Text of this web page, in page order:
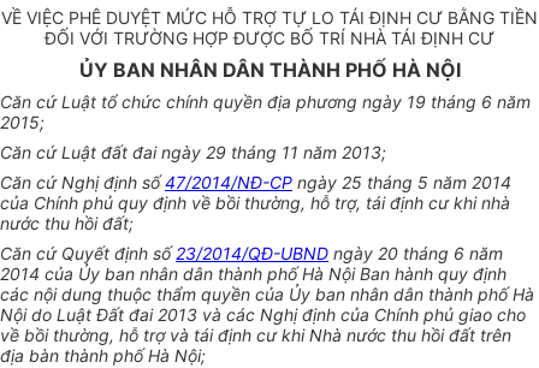
VỀ VIỆC PHÊ DUYỆT MỨC HỖ TRỢ TỰ LO TÁI ĐỊNH CƯ BẰNG TIỀN
ĐỐI VỚI TRƯỜNG HỢP ĐƯỢC BỐ TRÍ NHÀ TÁI ĐỊNH CƯ
ỦY BAN NHÂN DÂN THÀNH PHỐ HÀ NỘI
Căn cứ Luật tổ chức chính quyền địa phương ngày 19 tháng 6 năm
2015;
Căn cứ Luật đất đai ngày 29 tháng 11 năm 2013;
Căn cứ Nghị định số47/2014/NĐ-CP ngày 25 tháng 5 năm 2014
của Chính phủ quy định về bồi thường, hỗ trợ, tái định cư khinhà
nước thu hồi đất;
Căn cứ Quyết định số23/2014/QĐ-UBND ngày 20 tháng 6 năm
2014 của Ủy ban nhân dân thành phố Hà Nội Ban hành quy định
các nội dung thuộc thẩm quyền của Ủy ban nhân dân thành phố Hà
Nội do Luật Đất đai 2013 và các Nghị định của Chính phủ giao cho
về bồi thường, hỗ trợ và tái định cư khi Nhà nước thu hồi đất trên
địa bàn thành phố Hà Nội;